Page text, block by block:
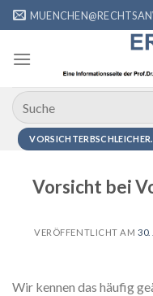
Zum
Inhalt
springen
Vorsicht bei
VERÖFFENTLICHT AM30.
Wir kennen das häufig